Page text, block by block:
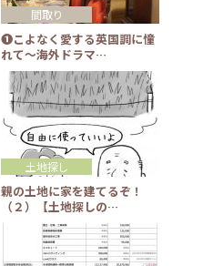
❶こよなく愛する英国調に憧
れて～海外ドラマ…
間取り
親の土地に家を建てるぞ！
（２）【土地探しの…
土地探し